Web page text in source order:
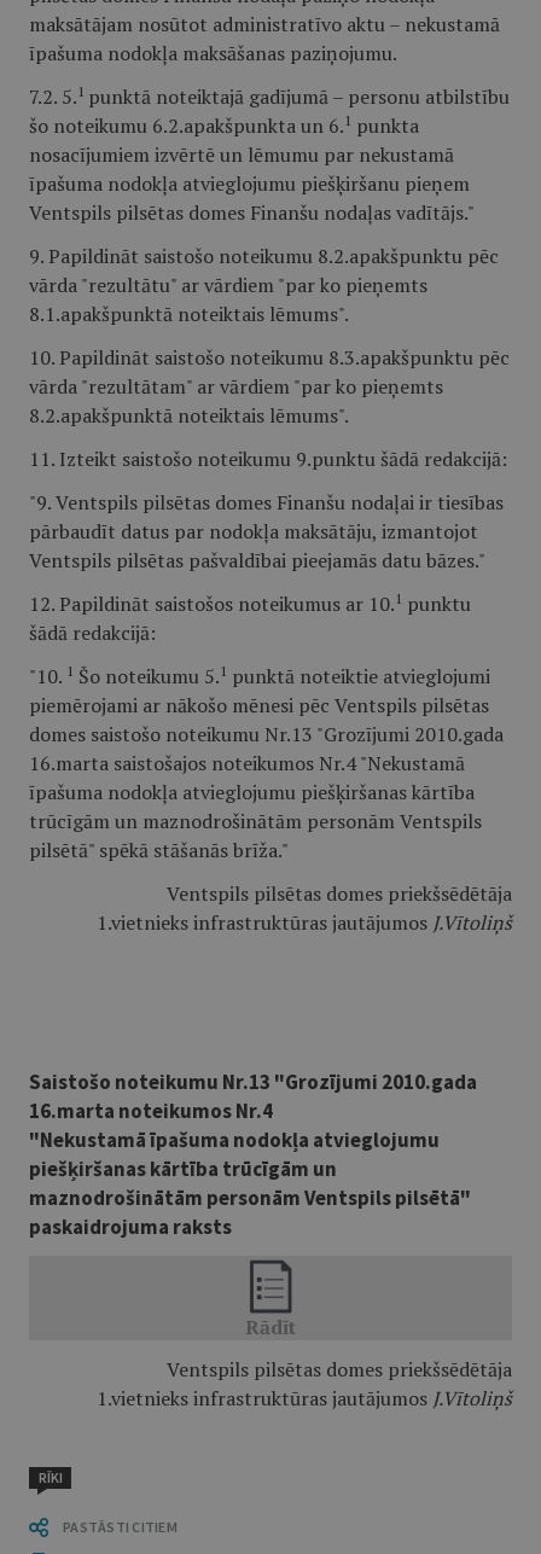
maksātājam nosūtot administratīvo aktu – nekustamā
īpašuma nodokļa maksāšanas paziņojumu.
7.2. 5. 1 punktā noteiktajā gadījumā – personu atbilstību
šo noteikumu 6.2.apakšpunkta un 6. 1 punkta
nosacījumiem izvērtē un lēmumu par nekustamā
īpašuma nodokļa atvieglojumu piešķiršanu pieņem
Ventspils pilsētas domes Finanšu nodaļas vadītājs."
9. Papildināt saistošo noteikumu 8.2.apakšpunktu pēc
vārda "rezultātu" ar vārdiem "par ko pieņemts
8.1.apakšpunktā noteiktais lēmums".
10. Papildināt saistošo noteikumu 8.3.apakšpunktu pēc
vārda "rezultātam" ar vārdiem "par ko pieņemts
8.2.apakšpunktā noteiktais lēmums".
11. Izteikt saistošo noteikumu 9.punktu šādā redakcijā:
"9. Ventspils pilsētas domes Finanšu nodaļai ir tiesības
pārbaudīt datus par nodokļa maksātāju, izmantojot
Ventspils pilsētas pašvaldībai pieejamās datu bāzes."
12. Papildināt saistošos noteikumus ar 10. 1 punktu
šādā redakcijā:
"10. 1 Šo noteikumu 5. 1 punktā noteiktie atvieglojumi
piemērojami ar nākošo mēnesi pēc Ventspils pilsētas
domes saistošo noteikumu Nr.13 "Grozījumi 2010.gada
16.marta saistošajos noteikumos Nr.4 "Nekustamā
īpašuma nodokļa atvieglojumu piešķiršanas kārtība
trūcīgām un maznodrošinātām personām Ventspils
pilsētā" spēkā stāšanās brīža."
Ventspils pilsētas domes priekšsēdētāja
1.vietnieks infrastruktūras jautājumos J.Vītoliņš
Saistošo noteikumu Nr.13 "Grozījumi 2010.gada
16.marta noteikumos Nr.4
"Nekustamā īpašuma nodokļa atvieglojumu
piešķiršanas kārtība trūcīgām un
maznodrošinātām personām Ventspils pilsētā"
paskaidrojuma raksts
Ventspils pilsētas domes priekšsēdētāja
1.vietnieks infrastruktūras jautājumos J.Vītoliņš
RĪKI
PASTĀSTI CITIEM